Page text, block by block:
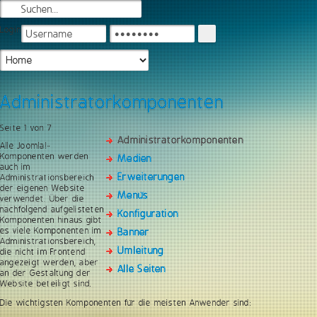
Login
Administratorkomponenten
Administratorkomponenten
Medien
Erweiterungen
Menüs
Konfiguration
Banner
Umleitung
Alle Seiten
Seite 1 von 7
Alle Joomla!-
Komponenten werden
auch im
Administrationsbereich
der eigenen Website
verwendet. Über die
nachfolgend aufgelisteten
Komponenten hinaus gibt
es viele Komponenten im
Administrationsbereich,
die nicht im Frontend
angezeigt werden, aber
an der Gestaltung der
Website beteiligt sind.
Die wichtigsten Komponenten für die meisten Anwender sind: